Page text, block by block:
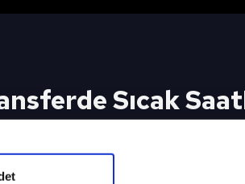
Sıcak
Canlı Yayında Açıkladı 👉